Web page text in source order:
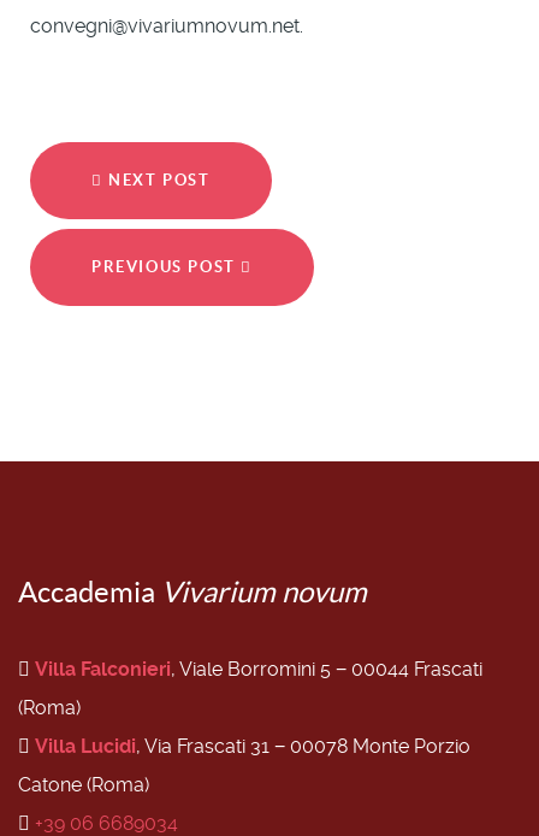
convegni@vivariumnovum.net.
NEXT POST
PREVIOUS POST
Accademia Vivarium novum
Villa Falconieri, Viale Borromini 5 − 00044 Frascati
(Roma)
Villa Lucidi, Via Frascati 31 − 00078 Monte Porzio
Catone (Roma)
+39 06 6689034